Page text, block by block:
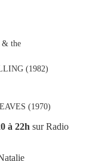
& the
(1982)
(1970)
à 22h sur Radio